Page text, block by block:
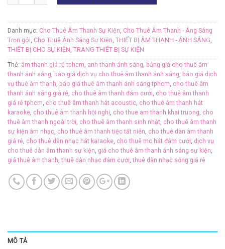
Danh mục: Cho Thuê Âm Thanh Sự Kiện, Cho Thuê Âm Thanh - Áng Sáng
Trọn gói, Cho Thuê Ánh Sáng Sự Kiện, THIẾT BỊ ÂM THANH - ÁNH SÁNG,
THIẾT BỊ CHO SỰ KIỆN, TRANG THIẾT BỊ SỰ KIỆN
Thẻ: âm thanh giá rẻ tphcm, anh thanh ánh sáng, bảng giá cho thuê âm
thanh ánh sáng, báo giá dịch vụ cho thuê âm thanh ánh sáng, báo giá dịch
vụ thuê âm thanh, báo giá thuê âm thanh ánh sáng tphcm, cho thuê âm
thanh ánh sáng giá rẻ, cho thuê âm thanh đám cưới, cho thuê âm thanh
giá rẻ tphcm, cho thuê âm thanh hát acoustic, cho thuê âm thanh hát
karaoke, cho thuê âm thanh hội nghị, cho thue am thanh khai truong, cho
thuê âm thanh ngoài trời, cho thuê âm thanh sinh nhật, cho thuê âm thanh
sự kiện âm nhạc, cho thuê âm thanh tiệc tất niên, cho thuê dàn âm thanh
giá rẻ, cho thuê dàn nhạc hát karaoke, cho thuê mc hát đám cưới, dịch vụ
cho thuê dàn âm thanh sự kiện, giá cho thuê âm thanh ánh sáng sự kiện,
giá thuê âm thanh,thuê dàn nhạc đám cưới,thuê dàn nhạc sống giá rẻ
MÔ TẢ